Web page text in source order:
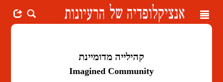
Toggle
קהילייה מדומיינת
Imagined Community